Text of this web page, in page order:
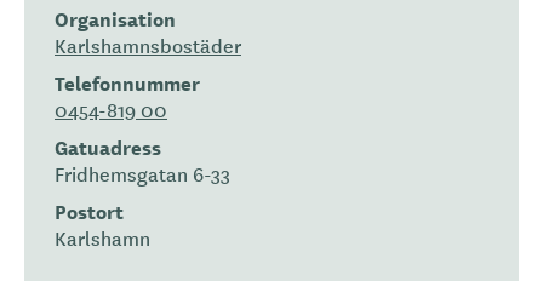
Organisation
Karlshamnsbostäder
Telefonnummer
0454-819 00
Gatuadress
Fridhemsgatan 6-33
Postort
Karlshamn